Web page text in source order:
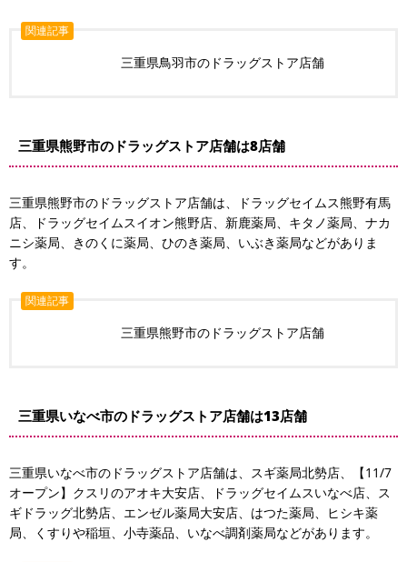
関連記事
三重県鳥羽市のドラッグストア店舗
三重県熊野市のドラッグストア店舗は8店舗
三重県熊野市のドラッグストア店舗は、ドラッグセイムス熊野有馬
店、ドラッグセイムスイオン熊野店、新鹿薬局、キタノ薬局、ナカ
ニシ薬局、きのくに薬局、ひのき薬局、いぶき薬局などがありま
す。
関連記事
三重県熊野市のドラッグストア店舗
三重県いなべ市のドラッグストア店舗は13店舗
三重県いなべ市のドラッグストア店舗は、スギ薬局北勢店、【11/7
オープン】クスリのアオキ大安店、ドラッグセイムスいなべ店、ス
ギドラッグ北勢店、エンゼル薬局大安店、はつた薬局、ヒシキ薬
局、くすりや稲垣、小寺薬品、いなべ調剤薬局などがあります。